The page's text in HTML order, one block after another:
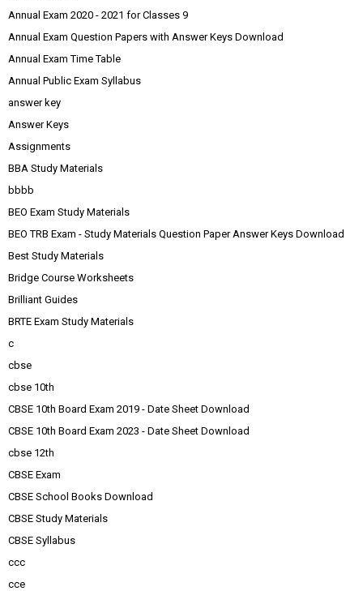
Annual Exam 2020 - 2021 for Classes 9
Annual Exam Question Papers with Answer Keys Download
Annual Exam Time Table
Annual Public Exam Syllabus
answer key
Answer Keys
Assignments
BBA Study Materials
bbbb
BEO Exam Study Materials
BEO TRB Exam - Study Materials Question Paper Answer Keys Download
Best Study Materials
Bridge Course Worksheets
Brilliant Guides
BRTE Exam Study Materials
c
cbse
cbse 10th
CBSE 10th Board Exam 2019 - Date Sheet Download
CBSE 10th Board Exam 2023 - Date Sheet Download
cbse 12th
CBSE Exam
CBSE School Books Download
CBSE Study Materials
CBSE Syllabus
ccc
cce